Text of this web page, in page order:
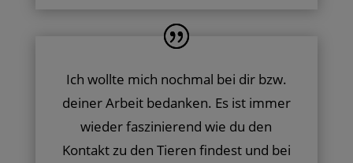
Ich wollte mich nochmal bei dir bzw.
deiner Arbeit bedanken. Es ist immer
wieder faszinierend wie du den
Kontakt zu den Tieren findest und bei